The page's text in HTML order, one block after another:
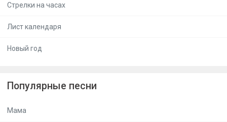
Стрелки на часах
Лист календаря
Новый год
Популярные песни
Мама